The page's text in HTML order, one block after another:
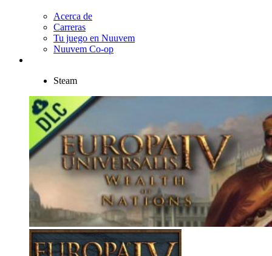
Acerca de
Carreras
Tu juego en Nuuvem
Nuuvem Co-op
Steam